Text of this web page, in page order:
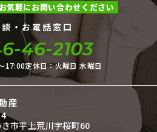
気軽にお問い合わせください
・お電話窓口
46-2103
17:00定休日：火曜日 水曜日
産
市平上荒川字桜町60